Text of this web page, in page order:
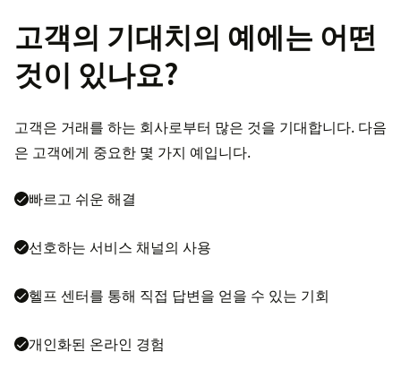
고객의 기대치의 예에는 어떤
것이 있나요?
고객은 거래를 하는 회사로부터 많은 것을 기대합니다. 다음
은 고객에게 중요한 몇 가지 예입니다.
빠르고 쉬운 해결
선호하는 서비스 채널의 사용
헬프 센터를 통해 직접 답변을 얻을 수 있는 기회
개인화된 온라인 경험